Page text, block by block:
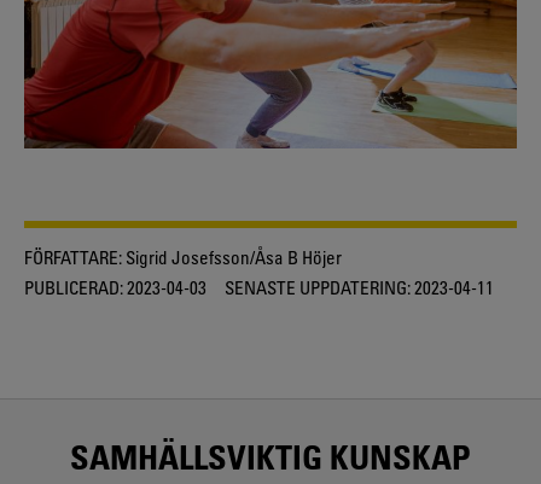
FÖRFATTARE: Sigrid Josefsson/Åsa B Höjer
PUBLICERAD:2023-04-03 SENASTE UPPDATERING:2023-04-11
SAMHÄLLSVIKTIG KUNSKAP